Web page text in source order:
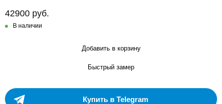
42900 руб.
В наличии
Добавить в корзину
Быстрый замер
Купить в Telegram